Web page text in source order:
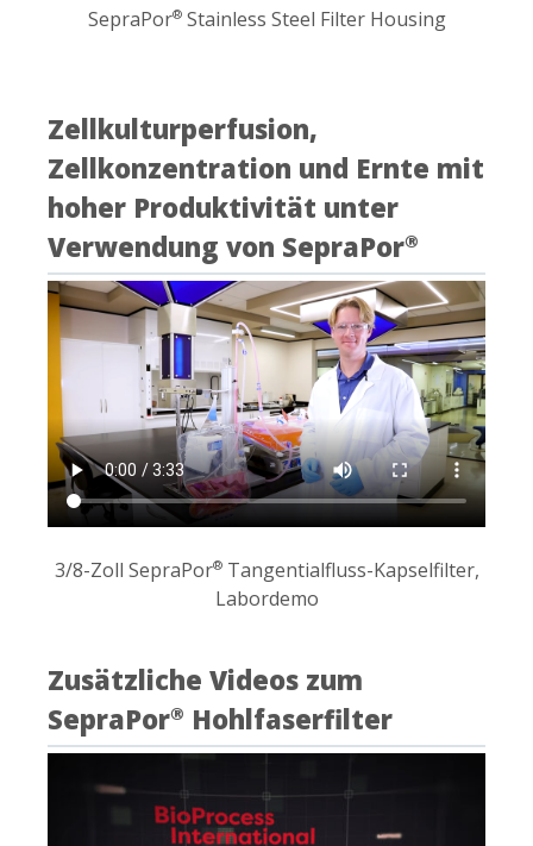
SepraPor®Stainless Steel Filter Housing
Zellkulturperfusion,
Zellkonzentration und Ernte mit
hoher Produktivität unter
Verwendung von SepraPor®
3/8-Zoll SepraPor®Tangentialfluss-Kapselfilter,
Labordemo
Zusätzliche Videos zum
SepraPor® Hohlfaserfilter